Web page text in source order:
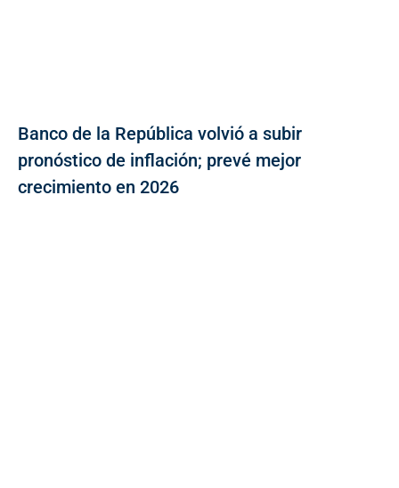
Banco de la República volvió a subir
pronóstico de inflación; prevé mejor
crecimiento en 2026